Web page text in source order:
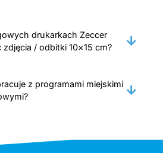
drukarkach Zeccer
/ odbitki 10×15 cm?
z programami miejskimi